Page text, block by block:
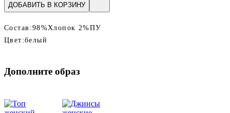
ДОБАВИТЬ В КОРЗИНУ
Состав: 98%Хлопок 2%ПУ
Цвет:белый
Дополните образ